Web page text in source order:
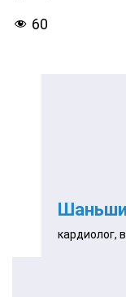
60
кардиолог,